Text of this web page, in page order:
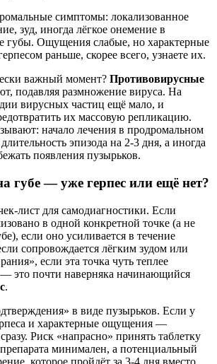
симптомы: локализованное
зуд, иногда лёгкое онемение в
губы. Ощущения слабые, но характерные
раньше, скорее всего, узнаете их.
важный момент? Противовирусные
подавляя размножение вируса. На
вирусных частиц ещё мало, и
их массовую репликацию.
начало лечения в продромальном
эпизода на 2-3 дня, а иногда
появления пузырьков.
губе — уже герпес или ещё нет?
лист для самодиагностики. Если
в одной конкретной точке (а не
если оно усиливается в течение
сопровождается лёгким зудом или
если эта точка чуть теплее
это почти наверняка начинающийся
.
в виде пузырьков. Если у
и характерные ощущения —
Риск «напрасно» принять таблетку
минимален, а потенциальный
которое пройдёт за 3-4 дня вместо